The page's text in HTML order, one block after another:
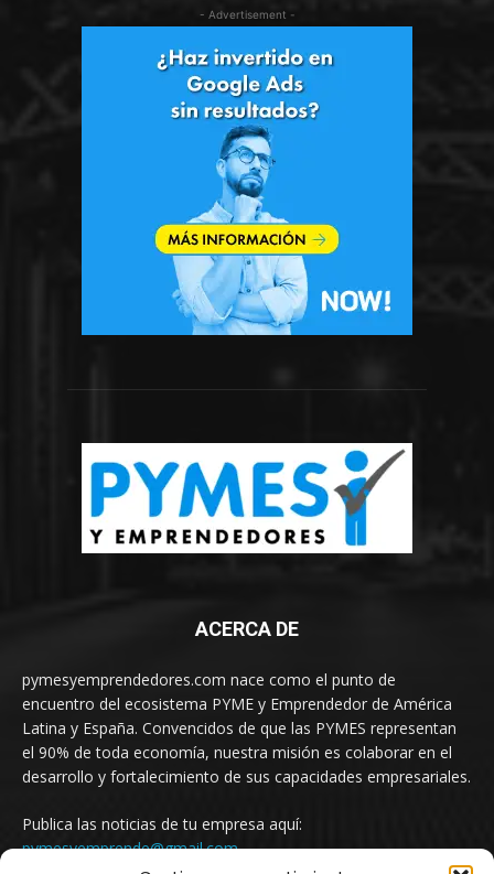
- Advertisement -
ACERCA DE
pymesyemprendedores.com nace como el punto de
encuentro del ecosistema PYME y Emprendedor de América
Latina y España. Convencidos de que las PYMES representan
el 90% de toda economía, nuestra misión es colaborar en el
desarrollo y fortalecimiento de sus capacidades empresariales.
Publica las noticias de tu empresa aquí:
pymesyemprende@gmail.com